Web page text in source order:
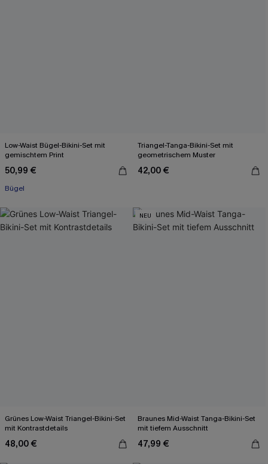
Low-Waist Bügel-Bikini-Set mit
gemischtem Print
50,99 €
Bügel
Triangel-Tanga-Bikini-Set mit
geometrischem Muster
42,00 €
Grünes Low-Waist Triangel-Bikini-Set
mit Kontrastdetails
48,00 €
NEU
Braunes Mid-Waist Tanga-Bikini-Set
mit tiefem Ausschnitt
47,99 €